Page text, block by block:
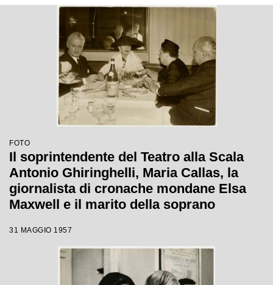
FOTO
Il soprintendente del Teatro alla Scala
Antonio Ghiringhelli, Maria Callas, la
giornalista di cronache mondane Elsa
Maxwell e il marito della soprano
ristorante Savini a Milano
31 MAGGIO 1957